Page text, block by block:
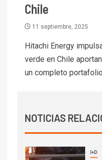
Chile
11 septiembre, 2025
Hitachi Energy
verde en Chile
un completo
NOTICIAS
de
5 I+D